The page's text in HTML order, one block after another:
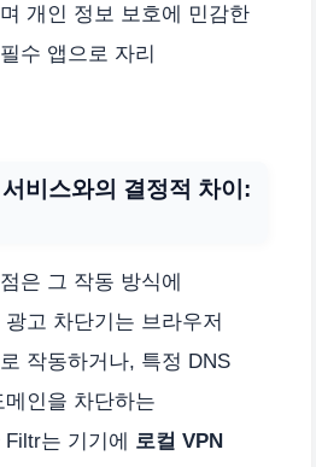
개인 정보 보호에 민감한
수 앱으로 자리
비스와의 결정적 차이:
은 그 작동 방식에
고 차단기는 브라우저
작동하거나, 특정 DNS
인을 차단하는
는 기기에 로컬 VPN